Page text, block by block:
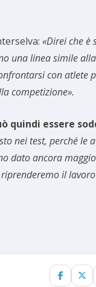
«Direi che
una linea simile
con atlete
competizione».
quindi essere
nei test, perché le
dato ancora
il